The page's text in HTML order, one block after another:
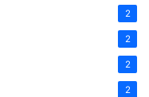
2
2
2
2